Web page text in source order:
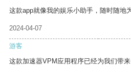
这款app就像我的娱乐小助手，随时随地
2024-04-07
游客
这款加速器VPM应用程序已经为我们带来